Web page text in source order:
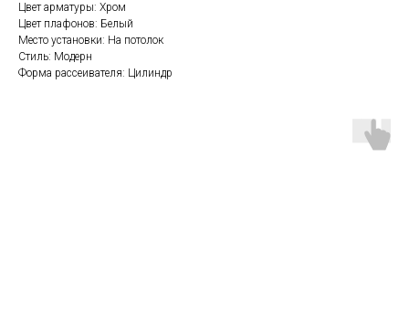
Цвет арматуры: Хром
Цвет плафонов: Белый
Место установки: На потолок
Стиль: Модерн
Форма рассеивателя: Цилиндр